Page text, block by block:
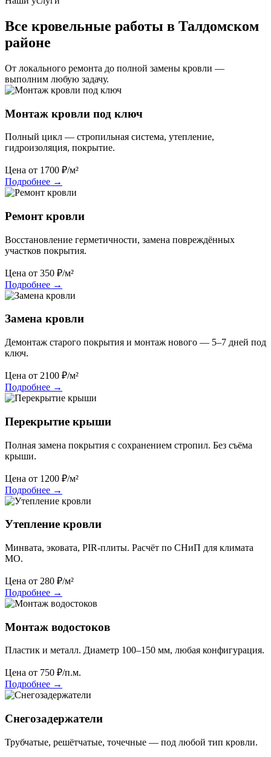
Все кровельные работы в Талдомском
районе
От локального ремонта до полной замены кровли —
выполним любую задачу.
Монтаж кровли под ключ
Полный цикл — стропильная система, утепление,
гидроизоляция, покрытие.
Цена от 1700 ₽/м²
Подробнее →
Ремонт кровли
Восстановление герметичности, замена повреждённых
участков покрытия.
Цена от 350 ₽/м²
Подробнее →
Замена кровли
Демонтаж старого покрытия и монтаж нового — 5–7 дней под
ключ.
Цена от 2100 ₽/м²
Подробнее →
Перекрытие крыши
Полная замена покрытия с сохранением стропил. Без съёма
крыши.
Цена от 1200 ₽/м²
Подробнее →
Утепление кровли
Минвата, эковата, PIR-плиты. Расчёт по СНиП для климата
МО.
Цена от 280 ₽/м²
Подробнее →
Монтаж водостоков
Пластик и металл. Диаметр 100–150 мм, любая конфигурация.
Цена от 750 ₽/п.м.
Подробнее →
Снегозадержатели
Трубчатые, решётчатые, точечные — под любой тип кровли.